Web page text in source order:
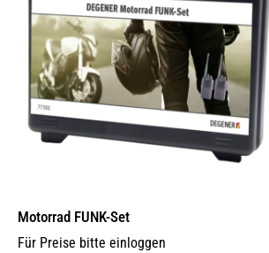
Motorrad FUNK-Set
Für Preise bitte einloggen